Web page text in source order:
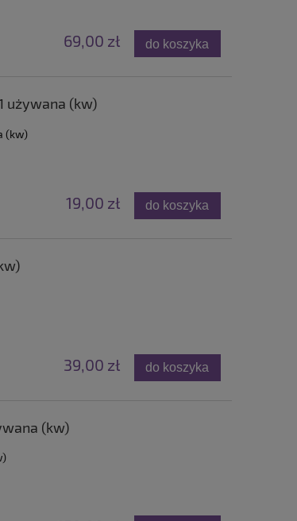
69,00 zł do koszyka
używana (kw)
(kw)
19,00 zł do koszyka
39,00 zł do koszyka
(kw)